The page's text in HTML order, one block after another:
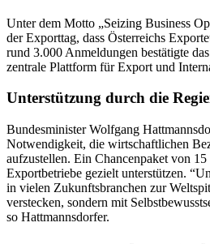
Unter dem Motto „Seizing Business
der Exporttag, dass Österreichs
rund 3.000 Anmeldungen bestätigte
zentrale Plattform für Export und
Unterstützung durch die
Bundesminister Wolfgang
Notwendigkeit, die wirtschaftlichen
aufzustellen. Ein Chancenpaket von
Exportbetriebe gezielt unterstützen.
in vielen Zukunftsbranchen zur
verstecken, sondern mit
so Hattmannsdorfer.